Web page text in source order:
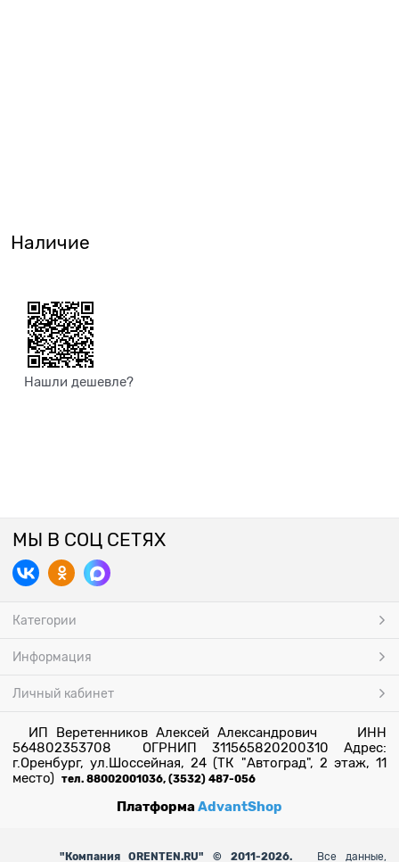
Наличие
Нашли дешевле?
МЫ В СОЦ СЕТЯХ
Категории
Информация
Личный кабинет
ИП Веретенников Алексей Александрович ИНН
564802353708 ОГРНИП 311565820200310 Адрес:
г.Оренбург, ул.Шоссейная, 24 (ТК "Автоград", 2 этаж, 11
место) тел. 88002001036, (3532) 487-056
ПлатформаAdvantShop
" Компания ORENTEN.RU" © 2011-2026. Все данные,